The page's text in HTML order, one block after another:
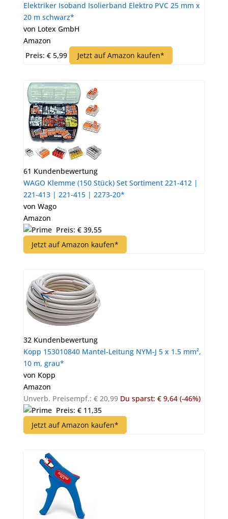
Elektriker Isoband Isolierband Elektro PVC 25 mm x
20 m schwarz*
von Lotex GmbH
Amazon
Preis: € 5,99
Jetzt auf Amazon kaufen*
61 Kundenbewertung
WAGO Klemme (150 Stück) Set Sortiment 221-412 |
221-413 | 221-415 | 2273-20*
von Wago
Amazon
Preis: € 39,55
Jetzt auf Amazon kaufen*
32 Kundenbewertung
Kopp 153010840 Mantel-Leitung NYM-J 5 x 1.5 mm²,
10 m, grau*
von Kopp
Amazon
Unverb. Preisempf.: € 20,99 Du sparst: € 9,64 (-46%)
Preis: € 11,35
Jetzt auf Amazon kaufen*